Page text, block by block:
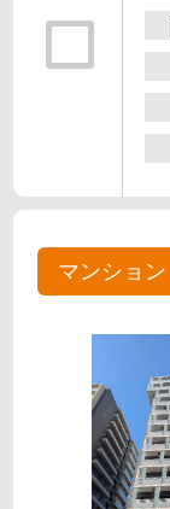
マンション